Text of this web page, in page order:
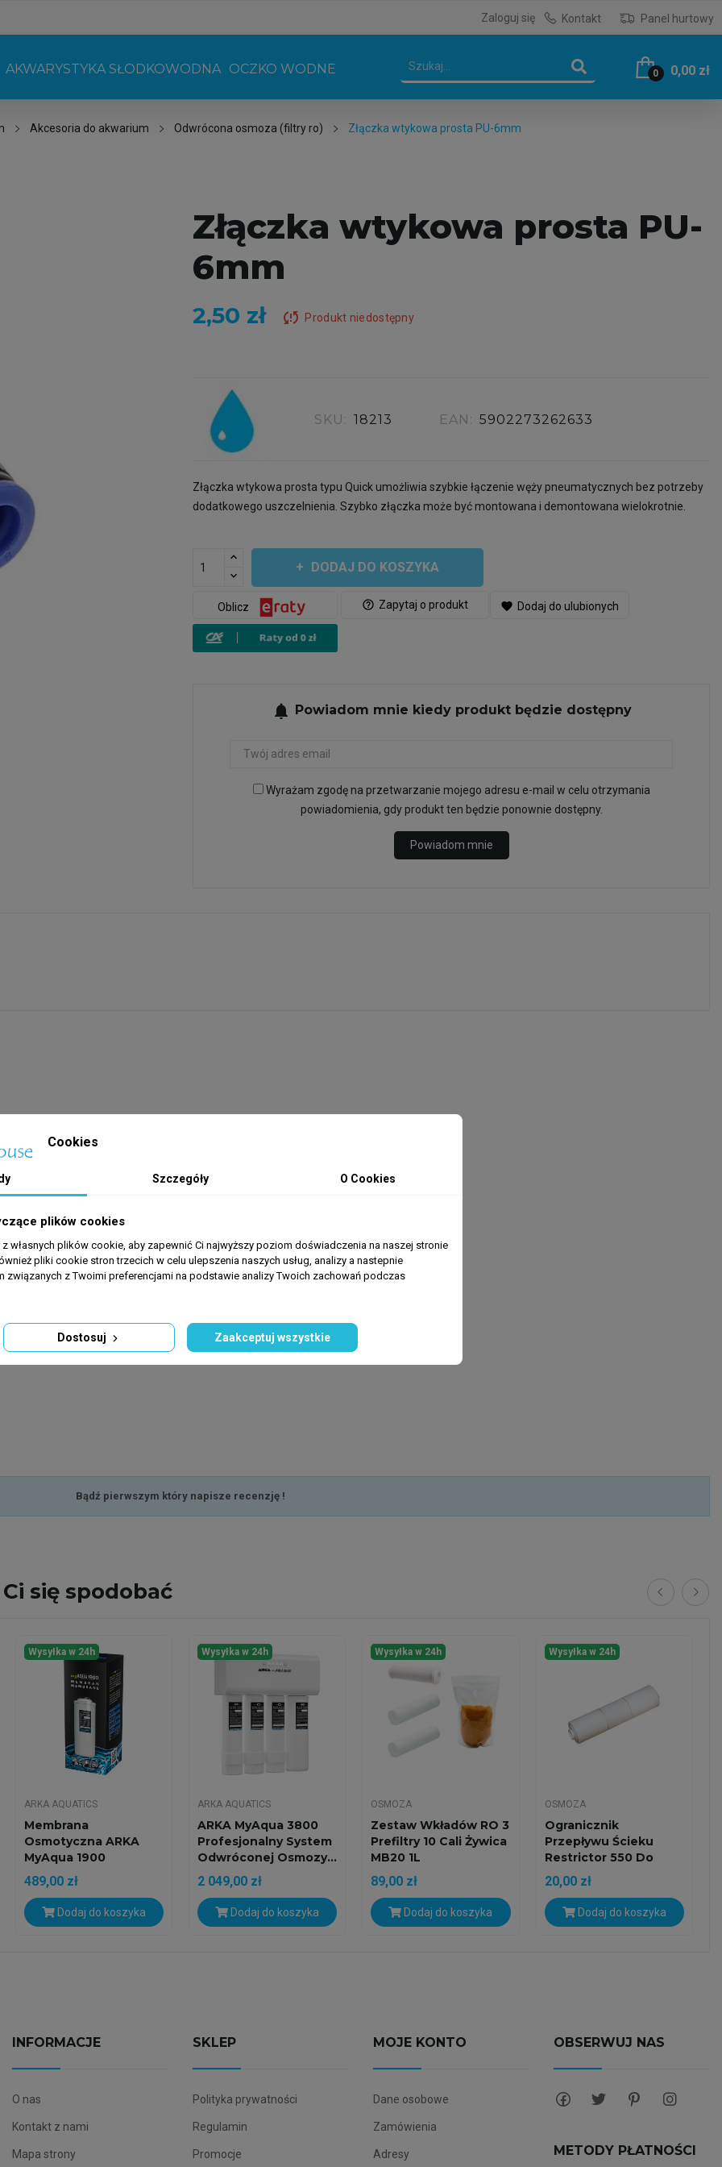
Zaloguj się Kontakt Panel hurtowy
AKWARYSTYKA SŁODKOWODNA OCZKO WODNE 0 0,00 zł
Akcesoria do akwarium Odwrócona osmoza (filtry ro) Złączka wtykowa prosta PU-6mm
Złączka wtykowa prosta PU-
6mm
2,50 zł sync_problem Produkt niedostępny
SKU: 18213 EAN: 5902273262633
Złączka wtykowa prosta typu Quick umożliwia szybkie łączenie węży pneumatycznych bez potrzeby
dodatkowego uszczelnienia. Szybko złączka może być montowana i demontowana wielokrotnie.
DODAJ DO KOSZYKA
help_outline Zapytaj o produkt
Oblicz favorite Dodaj do ulubionych
notifications Powiadom mnie kiedy produkt będzie dostępny
Wyrażam zgodę na przetwarzanie mojego adresu e-mail w celu otrzymania
powiadomienia, gdy produkt ten będzie ponownie dostępny.
Powiadom mnie
Bądź pierwszym który napisze recenzję !
się spodobać
Wysyłka w 24h
ARKA AQUATICS
Membrana
Osmotyczna ARKA
MyAqua 1900
Oryginalny Wkład...
489,00 zł
Dodaj do koszyka
Wysyłka w 24h
ARKA AQUATICS
ARKA MyAqua 3800
Profesjonalny System
Odwróconej Osmozy...
2 049,00 zł
Dodaj do koszyka
Wysyłka w 24h
OSMOZA
Zestaw Wkładów RO 3
Prefiltry 10 Cali Żywica
MB20 1L
89,00 zł
Dodaj do koszyka
Wysyłka w 24h
OSMOZA
Ogranicznik
Przepływu Ścieku
Restrictor 550 Do
Filtra RO...
20,00 zł
Dodaj do koszyka
INFORMACJE
O nas
Kontakt z nami
Mapa strony
SKLEP
Polityka prywatności
Regulamin
Promocje
MOJE KONTO
Dane osobowe
Zamówienia
Adresy
OBSERWUJ NAS
METODY PŁATNOŚCI
Cookies
Szczegóły O Cookies
plików cookies
z własnych plików cookie, aby zapewnić Ci najwyższy poziom doświadczenia na naszej stronie
pliki cookie stron trzecich w celu ulepszenia naszych usług, analizy a nastepnie
związanych z Twoimi preferencjami na podstawie analizy Twoich zachowań podczas
Dostosuj Zaakceptuj wszystkie